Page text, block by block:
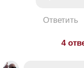
Ответить
4